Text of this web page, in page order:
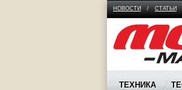
НОВОСТИ / СТАТЬИ
Moto Magazine
ТЕХНИКА